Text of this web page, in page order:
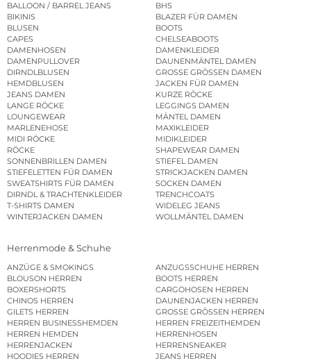
BALLOON / BARREL JEANS
BHS
BIKINIS
BLAZER FÜR DAMEN
BLUSEN
BOOTS
CAPES
CHELSEABOOTS
DAMENHOSEN
DAMENKLEIDER
DAMENPULLOVER
DAUNENMÄNTEL DAMEN
DIRNDLBLUSEN
GROSSE GRÖSSEN DAMEN
HEMDBLUSEN
JACKEN FÜR DAMEN
JEANS DAMEN
KURZE RÖCKE
LANGE RÖCKE
LEGGINGS DAMEN
LOUNGEWEAR
MÄNTEL DAMEN
MARLENEHOSE
MAXIKLEIDER
MIDI RÖCKE
MIDIKLEIDER
RÖCKE
SHAPEWEAR DAMEN
SONNENBRILLEN DAMEN
STIEFEL DAMEN
STIEFELETTEN FÜR DAMEN
STRICKJACKEN DAMEN
SWEATSHIRTS FÜR DAMEN
SOCKEN DAMEN
DIRNDL & TRACHTENKLEIDER
TRENCHCOATS
T-SHIRTS DAMEN
WIDELEG JEANS
WINTERJACKEN DAMEN
WOLLMÄNTEL DAMEN
Herrenmode & Schuhe
ANZÜGE & SMOKINGS
ANZUGSSCHUHE HERREN
BLOUSON HERREN
BOOTS HERREN
BOXERSHORTS
CARGOHOSEN HERREN
CHINOS HERREN
DAUNENJACKEN HERREN
GILETS HERREN
GROSSE GRÖSSEN HERREN
HERREN BUSINESSHEMDEN
HERREN FREIZEITHEMDEN
HERREN HEMDEN
HERRENHOSEN
HERRENJACKEN
HERRENSNEAKER
HOODIES HERREN
JEANS HERREN